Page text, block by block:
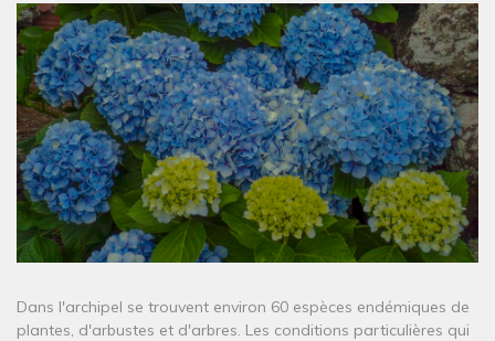
Dans l'archipel se trouvent environ 60 espèces endémiques de
plantes, d'arbustes et d'arbres. Les conditions particulières qui